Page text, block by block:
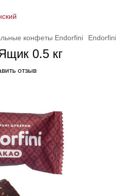
конфеты Endorfini
0.5 кг
отзыв